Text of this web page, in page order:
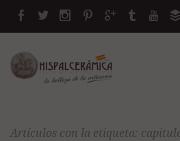
Artículos con la etiqueta: